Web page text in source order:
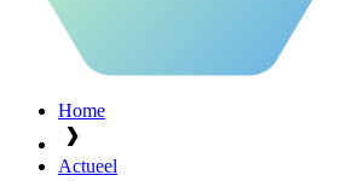
Home
Actueel